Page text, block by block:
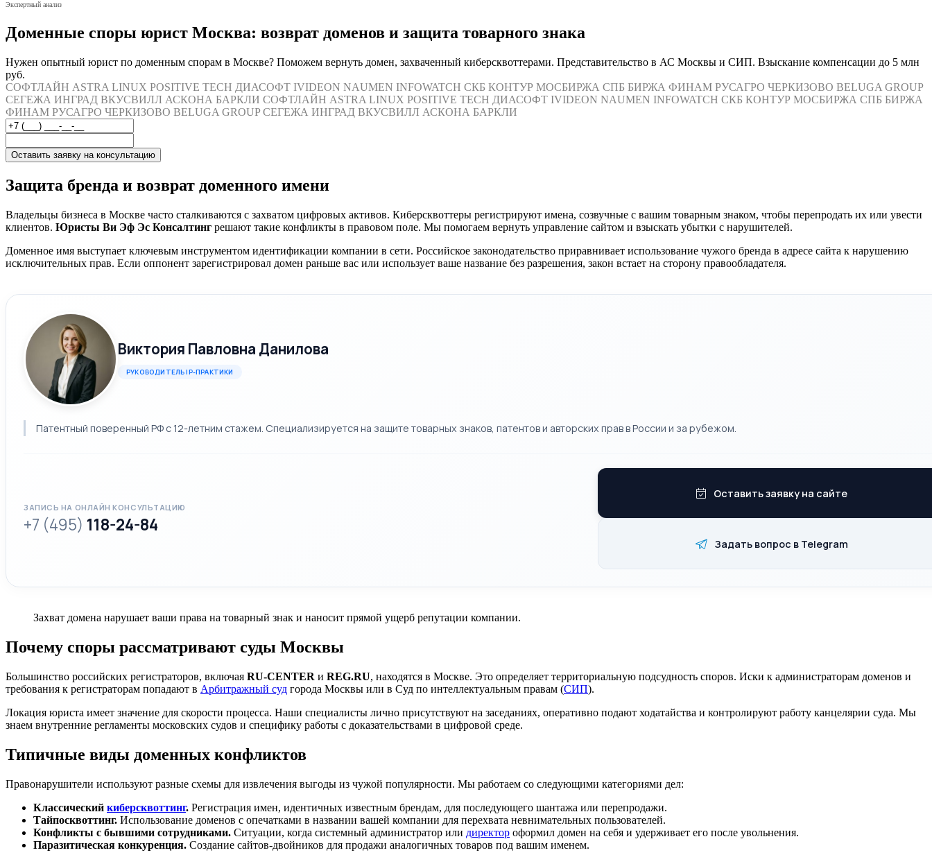
Экспертный анализ
Доменные споры юрист Москва: возврат доменов и защита товарного знака
Нужен опытный юрист по доменным спорам в Москве? Поможем вернуть домен, захваченный киберсквоттерами. Представительство в АС Москвы и СИП. Взыскание компенсации до 5 млн
руб.
СОФТЛАЙН ASTRA LINUX POSITIVE TECH ДИАСОФТ IVIDEON NAUMEN INFOWATCH СКБ КОНТУР МОСБИРЖА СПБ БИРЖА ФИНАМ РУСАГРО ЧЕРКИЗОВО BELUGA GROUP
СЕГЕЖА ИНГРАД ВКУСВИЛЛ АСКОНА БАРКЛИ СОФТЛАЙН ASTRA LINUX POSITIVE TECH ДИАСОФТ IVIDEON NAUMEN INFOWATCH СКБ КОНТУР МОСБИРЖА СПБ БИРЖА
ФИНАМ РУСАГРО ЧЕРКИЗОВО BELUGA GROUP СЕГЕЖА ИНГРАД ВКУСВИЛЛ АСКОНА БАРКЛИ
Оставить заявку на консультацию
Защита бренда и возврат доменного имени
Владельцы бизнеса в Москве часто сталкиваются с захватом цифровых активов. Киберсквоттеры регистрируют имена, созвучные с вашим товарным знаком, чтобы перепродать их или увести
клиентов. Юристы Ви Эф Эс Консалтинг решают такие конфликты в правовом поле. Мы помогаем вернуть управление сайтом и взыскать убытки с нарушителей.
Доменное имя выступает ключевым инструментом идентификации компании в сети. Российское законодательство приравнивает использование чужого бренда в адресе сайта к нарушению
исключительных прав. Если оппонент зарегистрировал домен раньше вас или использует ваше название без разрешения, закон встает на сторону правообладателя.
Виктория Павловна Данилова
РУКОВОДИТЕЛЬ IP-ПРАКТИКИ
Патентный поверенный РФ с 12-летним стажем. Специализируется на защите товарных знаков, патентов и авторских прав в России и за рубежом.
ЗАПИСЬ НА ОНЛАЙН КОНСУЛЬТАЦИЮ
+7 (495) 118-24-84
Оставить заявку на сайте
Задать вопрос в Telegram
Захват домена нарушает ваши права на товарный знак и наносит прямой ущерб репутации компании.
Почему споры рассматривают суды Москвы
Большинство российских регистраторов, включая RU-CENTER и REG.RU, находятся в Москве. Это определяет территориальную подсудность споров. Иски к администраторам доменов и
требования к регистраторам попадают в Арбитражный суд города Москвы или в Суд по интеллектуальным правам (СИП).
Локация юриста имеет значение для скорости процесса. Наши специалисты лично присутствуют на заседаниях, оперативно подают ходатайства и контролируют работу канцелярии суда. Мы
знаем внутренние регламенты московских судов и специфику работы с доказательствами в цифровой среде.
Типичные виды доменных конфликтов
Правонарушители используют разные схемы для извлечения выгоды из чужой популярности. Мы работаем со следующими категориями дел:
Классический киберсквоттинг. Регистрация имен, идентичных известным брендам, для последующего шантажа или перепродажи.
Тайпосквоттинг. Использование доменов с опечатками в названии вашей компании для перехвата невнимательных пользователей.
Конфликты с бывшими сотрудниками. Ситуации, когда системный администратор или директор оформил домен на себя и удерживает его после увольнения.
Паразитическая конкуренция. Создание сайтов-двойников для продажи аналогичных товаров под вашим именем.